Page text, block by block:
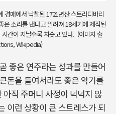
매에서 낙찰된 1721년산 스트라디바리
소리를 낸다고 알려져 18세기에 제작된
간이 지날수록 치솟고 있다. (이미지 출
Wikipedia)
좋은 연주라는 성과를 만들어
돈을 들여서라도 좋은 악기를
직 주머니 사정이 넉넉지 않
이런 상황이 큰 스트레스가 되